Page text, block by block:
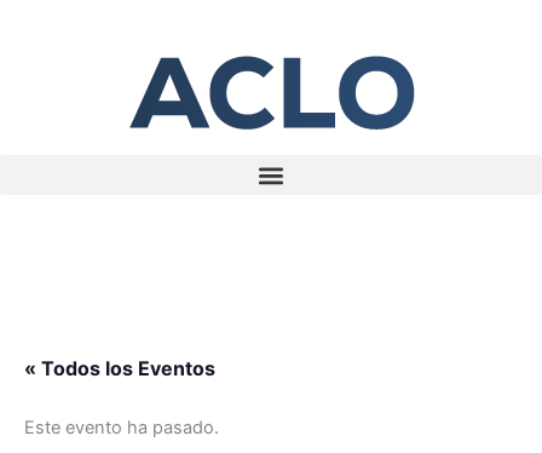
« Todos los Eventos
Este evento ha pasado.